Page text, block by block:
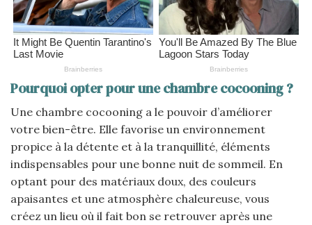
Pourquoi opter pour une chambre cocooning ?
Une chambre cocooning a le pouvoir d’améliorer
votre bien-être. Elle favorise un environnement
propice à la détente et à la tranquillité, éléments
indispensables pour une bonne nuit de sommeil. En
optant pour des matériaux doux, des couleurs
apaisantes et une atmosphère chaleureuse, vous
créez un lieu où il fait bon se retrouver après une